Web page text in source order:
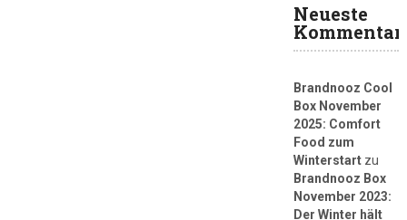
Neueste
Brandnooz Cool
Box November
2025: Comfort
Food zum
Winterstartzu
Brandnooz Box
November 2023:
Der Winter hält